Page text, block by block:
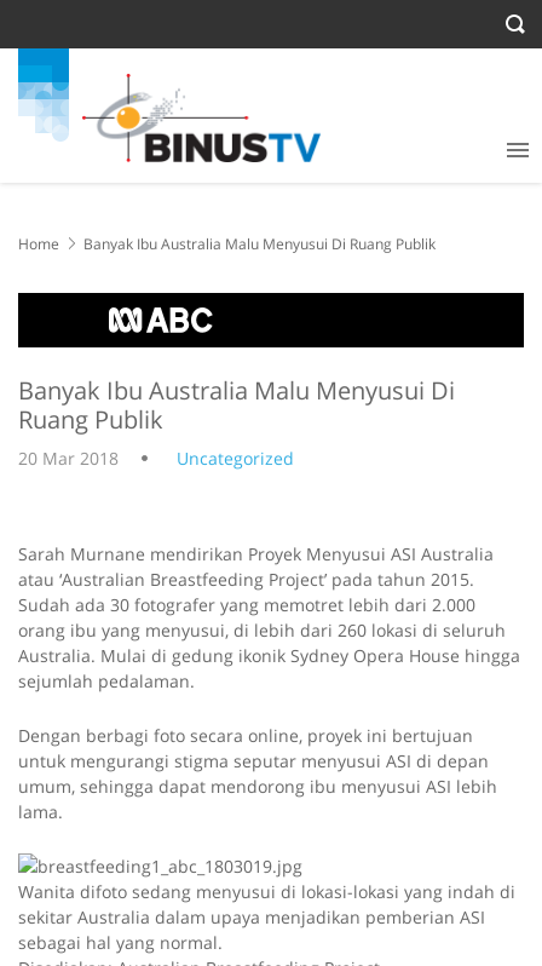
Home Banyak Ibu Australia Malu Menyusui Di Ruang Publik
Banyak Ibu Australia Malu Menyusui Di
Ruang Publik
20 Mar 2018 Uncategorized
Sarah Murnane mendirikan Proyek Menyusui ASI Australia
atau ‘Australian Breastfeeding Project’ pada tahun 2015.
Sudah ada 30 fotografer yang memotret lebih dari 2.000
orang ibu yang menyusui, di lebih dari 260 lokasi di seluruh
Australia. Mulai di gedung ikonik Sydney Opera House hingga
sejumlah pedalaman.
Dengan berbagi foto secara online, proyek ini bertujuan
untuk mengurangi stigma seputar menyusui ASI di depan
umum, sehingga dapat mendorong ibu menyusui ASI lebih
lama.
Wanita difoto sedang menyusui di lokasi-lokasi yang indah di
sekitar Australia dalam upaya menjadikan pemberian ASI
sebagai hal yang normal.